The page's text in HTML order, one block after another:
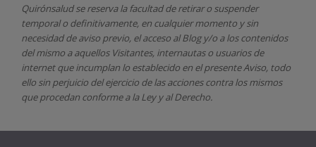
Quirónsaludse reserva la facultad de retirar o suspender
temporal o definitivamente, en cualquier momento y sin
necesidad de aviso previo, el acceso al Blog y/o a los contenidos
del mismo a aquellos Visitantes, internautas o usuarios de
internet que incumplan lo establecido en el presente Aviso, todo
ello sin perjuicio del ejercicio de las acciones contra los mismos
que procedan conforme a la Ley y al Derecho.